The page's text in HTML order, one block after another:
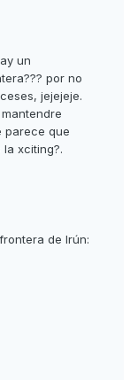
un
por no
jejejeje.
parece que
xciting?.
de Irún: